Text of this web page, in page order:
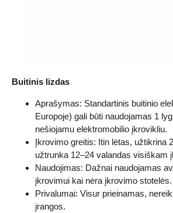
Buitinis lizdas
Aprašymas: Standartinis buitinio
Europoje) gali būti naudojamas 1
nešiojamu elektromobilio įkrovikliu.
Įkrovimo greitis: Itin lėtas, užtikrina
užtrunka 12–24 valandas visiškam
Naudojimas: Dažnai naudojamas
įkrovimui kai nėra įkrovimo stotelės.
Privalumai: Visur prieinamas,
įrangos.